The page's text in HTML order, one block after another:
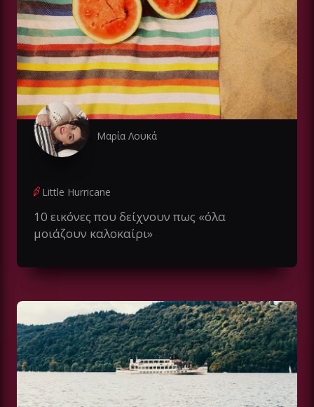
Μαρία Λουκά
Little Hurricane
10 εικόνες που δείχνουν πως «όλα
μοιάζουν καλοκαίρι»